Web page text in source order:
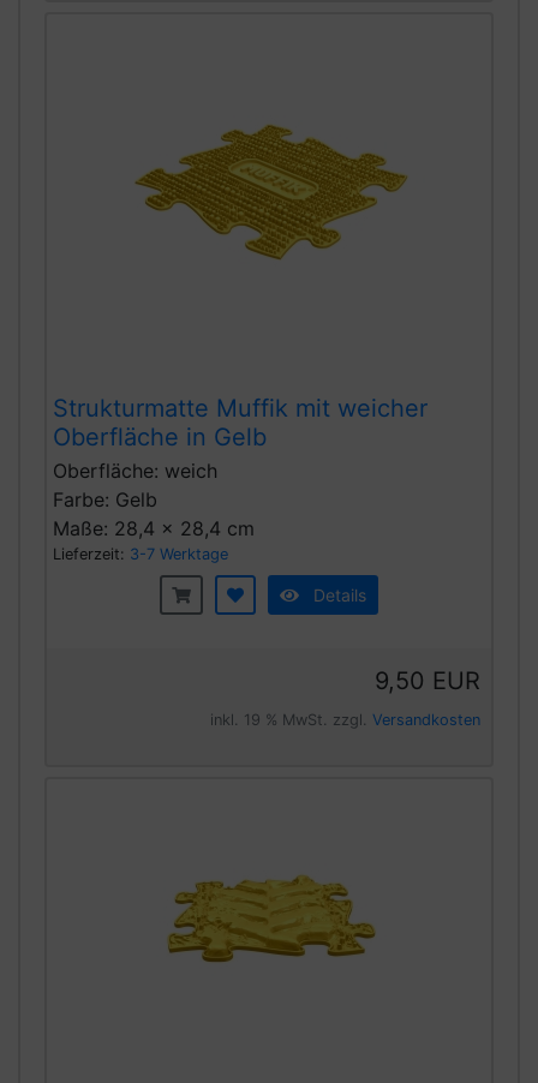
Strukturmatte Muffik mit weicher
Oberfläche in Gelb
Oberfläche: weich
Farbe: Gelb
Maße: 28,4 x 28,4 cm
Lieferzeit: 3-7 Werktage
Details
9,50 EUR
inkl. 19 % MwSt. zzgl. Versandkosten